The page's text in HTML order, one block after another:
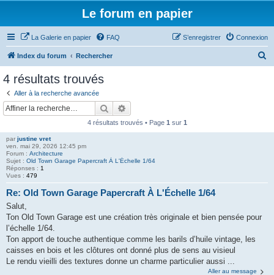
Le forum en papier
La Galerie en papier FAQ Connexion
S’enregistrer
Index du forum Rechercher
4 résultats trouvés
Aller à la recherche avancée
Rechercher
4 résultats trouvés • Page 1 sur 1
par justine vret
ven. mai 29, 2026 12:45 pm
Forum : Architecture
Sujet : Old Town Garage Papercraft À L'Échelle 1/64
Réponses : 1
Vues : 479
Re: Old Town Garage Papercraft À L'Échelle 1/64
Salut,
Ton Old Town Garage est une création très originale et bien pensée pour
l’échelle 1/64.
Ton apport de touche authentique comme les barils d’huile vintage, les
caisses en bois et les clôtures ont donné plus de sens au visieul
Le rendu vieilli des textures donne un charme particulier aussi ...
Aller au message